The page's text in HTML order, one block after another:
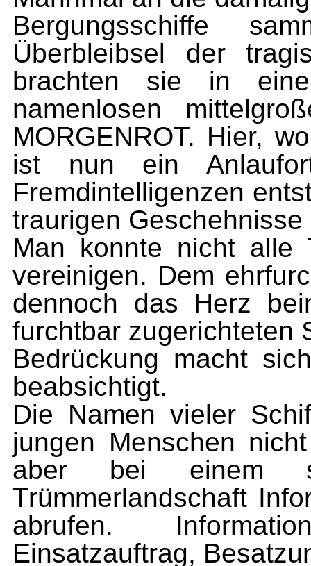
Bergungsschiffe
Überbleibsel der
brachten sie in
namenlosen
MOR­GENROT. Hier,
ist nun ein
Fremdintelligenzen
trauri­gen
Man konnte nicht alle
vereinigen. Dem
den­noch das Herz
furchtbar zugerichteten
Bedrückung macht
beabsichtigt.
Die Namen vieler
jungen Menschen
aber bei einem
Trümmerlandschaft
abrufen.
Einsatzauftrag,